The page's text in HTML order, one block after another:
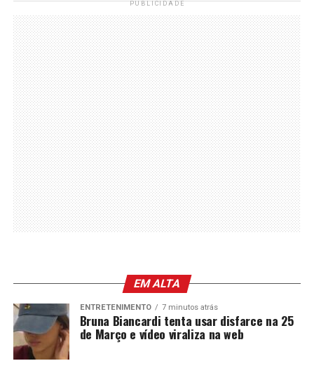
PUBLICIDADE
EM ALTA
ENTRETENIMENTO 7 minutos atrás
Bruna Biancardi tenta usar disfarce na 25
de Março e vídeo viraliza na web